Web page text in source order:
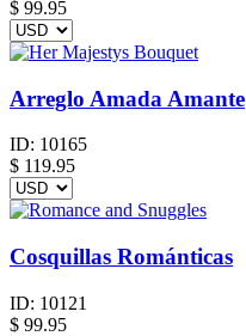
$ 99.95
Arreglo Amada Amante
ID: 10165
$ 119.95
Cosquillas Románticas
ID: 10121
$ 99.95